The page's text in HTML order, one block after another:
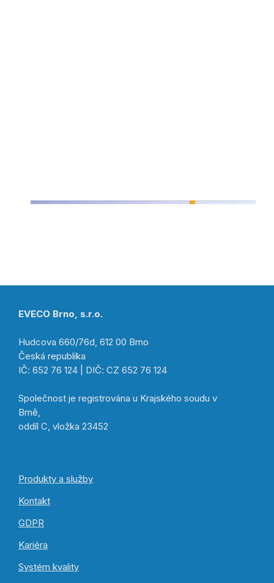
EVECO Brno, s.r.o.
Hudcova 660/76d, 612 00 Brno
Česká republika
IČ: 652 76 124 | DIČ: CZ 652 76 124
Společnost je registrována u Krajského soudu v
Brně,
oddíl C, vložka 23452
Produkty a služby
Kontakt
GDPR
Kariéra
Systém kvality